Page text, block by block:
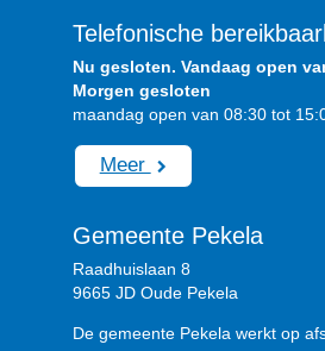
Telefonische
Nu gesloten. Vandaag open
Morgen gesloten
maandag open van 08:30 tot
Meer
Gemeente Pekela
Raadhuislaan 8
9665 JD Oude Pekela
De gemeente Pekela werkt op